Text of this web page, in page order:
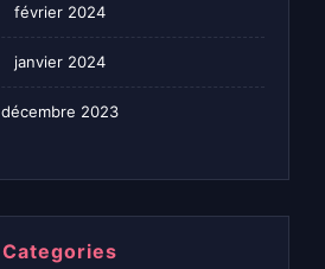
février 2024
janvier 2024
décembre 2023
Categories